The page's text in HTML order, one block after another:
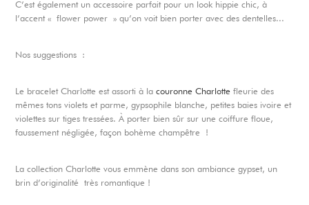
C’est également un accessoire parfait pour un look hippie chic, à
l’accent « flower power » qu’on voit bien porter avec des dentelles...
Nos suggestions :
Le bracelet Charlotte est assorti à lacouronne Charlotte fleurie des
mêmes tons violets et parme, gypsophile blanche, petites baies ivoire et
violettes sur tiges tressées. À porter bien sûr sur une coiffure floue,
faussement négligée, façon bohème champêtre !
La collection Charlotte vous emmène dans son ambiance gypset, un
brin d’originalité très romantique !